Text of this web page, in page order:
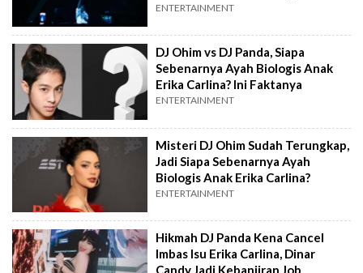
ENTERTAINMENT
DJ Ohim vs DJ Panda, Siapa
Sebenarnya Ayah Biologis Anak
Erika Carlina? Ini Faktanya
ENTERTAINMENT
Misteri DJ Ohim Sudah Terungkap,
Jadi Siapa Sebenarnya Ayah
Biologis Anak Erika Carlina?
ENTERTAINMENT
Hikmah DJ Panda Kena Cancel
Imbas Isu Erika Carlina, Dinar
Candy Jadi Kebanjiran Job